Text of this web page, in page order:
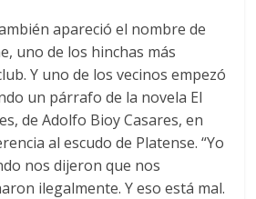
apareció el nombre de
uno de los hinchas más
Y uno de los vecinos empezó
un párrafo de la novela El
de Adolfo Bioy Casares, en
al escudo de Platense. “Yo
nos dijeron que nos
ilegalmente. Y eso está mal.